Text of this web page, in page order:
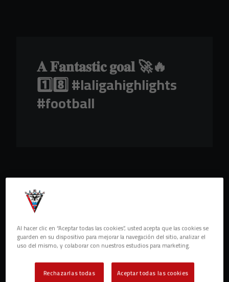
𝐀 𝐅𝐚𝐧𝐭𝐚𝐬𝐭𝐢𝐜 𝐠𝐨𝐚𝐥 🚀🔥
1️⃣8️⃣ #laligahighlights
#football
Al hacer clic en “Aceptar todas las cookies”, usted acepta que las cookies se
guarden en su dispositivo para mejorar la navegación del sitio, analizar el
uso del mismo, y colaborar con nuestros estudios para marketing.
Rechazarlas todas Aceptar todas las cookies